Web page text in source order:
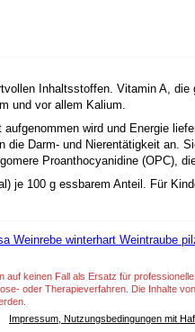
Inhaltsstoffen. Vitamin A,
und vor allem Kalium.
wird und Energie
die Darm- und Nierentätigkeit an.
Proanthocyanidine (OPC),
je 100 g essbarem Anteil. Für
Weinrebe winterhart Weintraube
auf keinen Fall als Ersatz für
oder Therapieverfahren. Die Inhalte
Impressum, Nutzungsbedingungen mit